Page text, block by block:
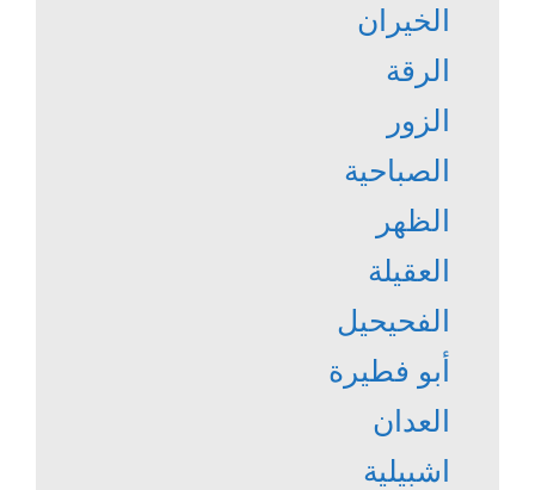
الخيران
الرقة
الزور
الصباحية
الظهر
العقيلة
الفحيحيل
أبو فطيرة
العدان
اشبيلية